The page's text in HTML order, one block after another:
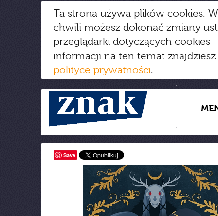
Ta strona używa plików cookies.
chwili możesz dokonać zmiany
przeglądarki dotyczących cookies
informacji na ten temat
polityce prywatności.
Save